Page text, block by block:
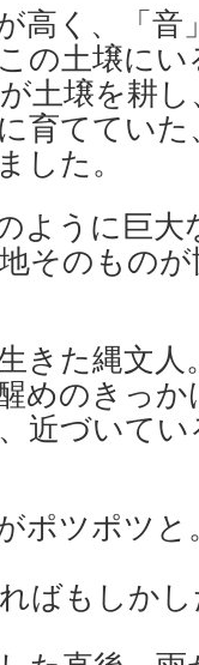
高く、「
の土壌に
土壌を耕
育ててい
した。
ように巨
そのもの
きた縄文人
めのきっ
近づいて
ポツポツ
ばもしか